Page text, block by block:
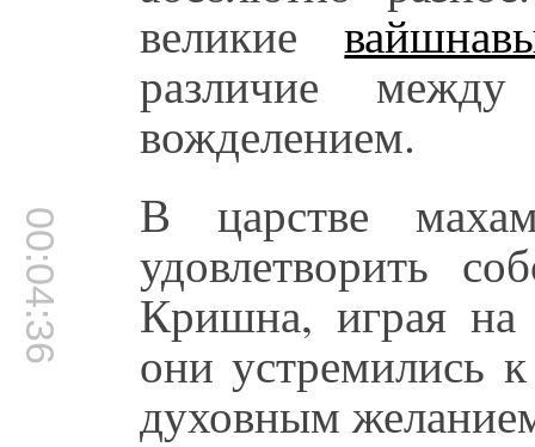
великие
различие
вожделением.
00:04:36 В царстве
удовлетворить
Кришна, играя на
они устремились
духовным